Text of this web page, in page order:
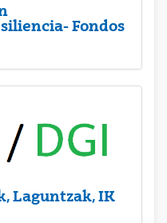
Fondos
Laguntzak, IK